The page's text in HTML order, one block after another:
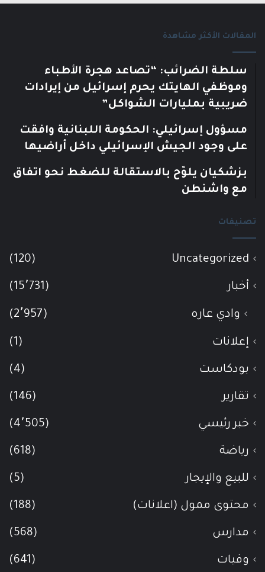
المقالات الأكثر مشاهدة
سلطة الضرائب: “تصاعد هجرة الأطباء
وموظفي الهايتك يحرم إسرائيل من إيرادات
ضريبية بمليارات الشواكل”
مسؤول إسرائيلي: الحكومة اللبنانية وافقت
على وجود الجيش الإسرائيلي داخل أراضيها
بزشكيان يلوّح بالاستقالة للضغط نحو اتفاق
مع واشنطن
تصنيفات
Uncategorized
(120)
أخبار (15٬731)
وادي عاره (2٬957)
إعلانات (1)
بودكاست (4)
تقارير (146)
خبر رئيسي (4٬505)
رياضة (618)
للبيع والإيجار (5)
محتوى ممول (اعلانات) (188)
مدارس (568)
وفيات (641)